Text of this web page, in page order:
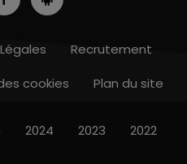
Recrutement
cookies Plan du site
2024 2023 2022